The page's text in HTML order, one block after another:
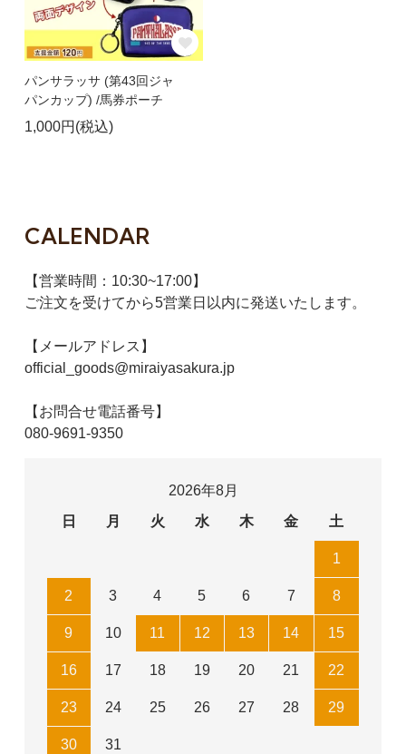
パンサラッサ (第43回ジャ
パンカップ) /馬券ポーチ
1,000円(税込)
CALENDAR
【営業時間：10:30~17:00】
ご注文を受けてから5営業日以内に発送いたします。
【メールアドレス】
official_goods@miraiyasakura.jp
【お問合せ電話番号】
080-9691-9350
2026年8月
日
月 火 水 木 金 土
1
2 3 4 5 6 7 8
9 10 11 12 13 14 15
16 17 18 19 20 21 22
23 24 25 26 27 28 29
30 31